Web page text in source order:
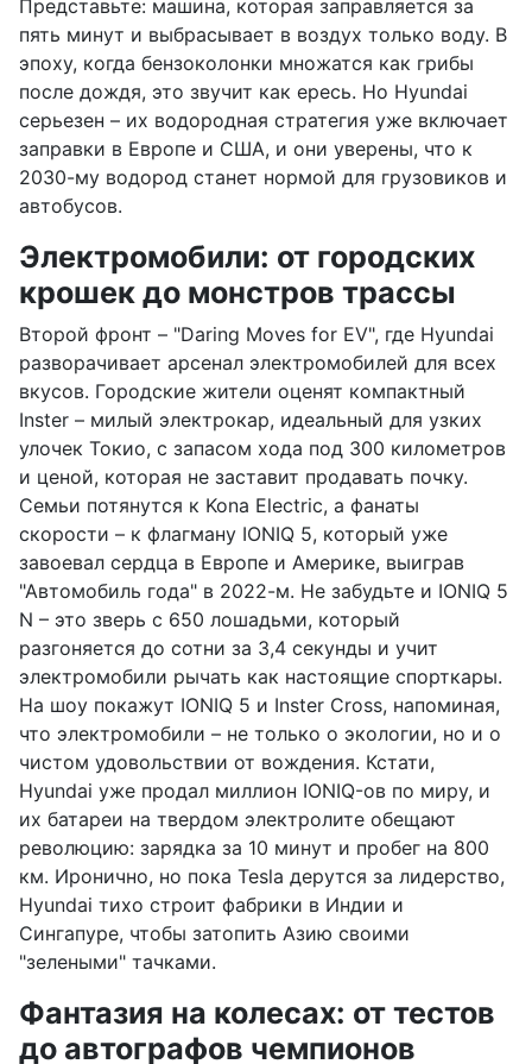
Представьте: машина, которая заправляется за
пять минут и выбрасывает в воздух только воду. В
эпоху, когда бензоколонки множатся как грибы
после дождя, это звучит как ересь. Но Hyundai
серьезен – их водородная стратегия уже включает
заправки в Европе и США, и они уверены, что к
2030-му водород станет нормой для грузовиков и
автобусов.
Электромобили: от городских
крошек до монстров трассы
Второй фронт – "Daring Moves for EV", где Hyundai
разворачивает арсенал электромобилей для всех
вкусов. Городские жители оценят компактный
Inster – милый электрокар, идеальный для узких
улочек Токио, с запасом хода под 300 километров
и ценой, которая не заставит продавать почку.
Семьи потянутся к Kona Electric, а фанаты
скорости – к флагману IONIQ 5, который уже
завоевал сердца в Европе и Америке, выиграв
"Автомобиль года" в 2022-м. Не забудьте и IONIQ 5
N – это зверь с 650 лошадьми, который
разгоняется до сотни за 3,4 секунды и учит
электромобили рычать как настоящие спорткары.
На шоу покажут IONIQ 5 и Inster Cross, напоминая,
что электромобили – не только о экологии, но и о
чистом удовольствии от вождения. Кстати,
Hyundai уже продал миллион IONIQ-ов по миру, и
их батареи на твердом электролите обещают
революцию: зарядка за 10 минут и пробег на 800
км. Иронично, но пока Tesla дерутся за лидерство,
Hyundai тихо строит фабрики в Индии и
Сингапуре, чтобы затопить Азию своими
"зелеными" тачками.
Фантазия на колесах: от тестов
до автографов чемпионов